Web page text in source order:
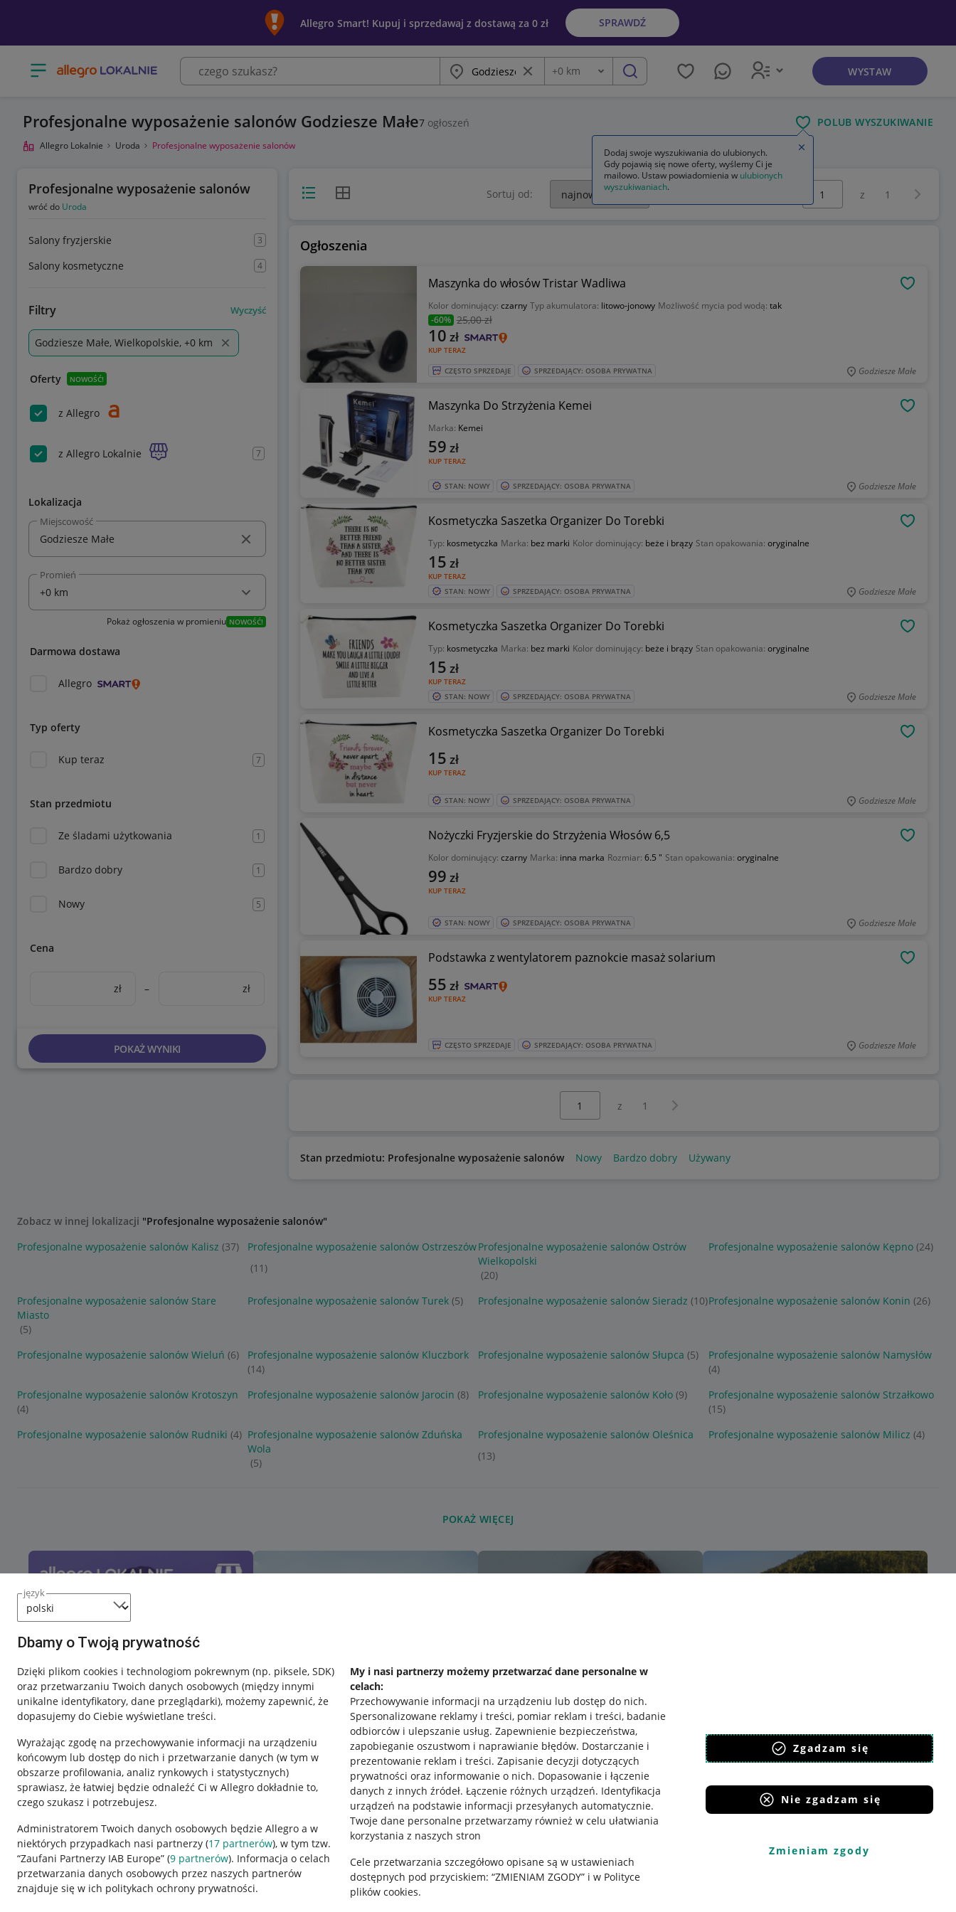
język
Dbamy o Twoją prywatność
Dzięki plikom cookies i technologiom pokrewnym (np. piksele, SDK)
oraz przetwarzaniu Twoich danych osobowych (między innymi
unikalne identyfikatory, dane przeglądarki), możemy zapewnić, że
dopasujemy do Ciebie wyświetlane treści.
Wyrażając zgodę na przechowywanie informacji na urządzeniu
końcowym lub dostęp do nich i przetwarzanie danych (w tym w
obszarze profilowania, analiz rynkowych i statystycznych)
sprawiasz, że łatwiej będzie odnaleźć Ci w Allegro dokładnie to,
czego szukasz i potrzebujesz.
Administratorem Twoich danych osobowych będzie Allegro a w
niektórych przypadkach nasi partnerzy (17 partnerów), w tym tzw.
“Zaufani Partnerzy IAB Europe” (9 partnerów). Informacja o celach
przetwarzania danych osobowych przez naszych partnerów
znajduje się w ich politykach ochrony prywatności.
My i nasi partnerzy możemy przetwarzać dane personalne w
celach:
Przechowywanie informacji na urządzeniu lub dostęp do nich.
Spersonalizowane reklamy i treści, pomiar reklam i treści, badanie
odbiorców i ulepszanie usług. Zapewnienie bezpieczeństwa,
zapobieganie oszustwom i naprawianie błędów. Dostarczanie i
prezentowanie reklam i treści. Zapisanie decyzji dotyczących
prywatności oraz informowanie o nich. Dopasowanie i łączenie
danych z innych źródeł. Łączenie różnych urządzeń. Identyfikacja
urządzeń na podstawie informacji przesyłanych automatycznie.
Twoje dane personalne przetwarzamy również w celu ułatwiania
korzystania z naszych stron
Cele przetwarzania szczegółowo opisane są w ustawieniach
dostępnych pod przyciskiem: “ZMIENIAM ZGODY” i w Polityce
plików cookies.
Zgadzam się
Nie zgadzam się
Zmieniam zgody
Allegro Smart! Kupuj i sprzedawaj z dostawą za 0 zł SPRAWDŹ
Otwórz menu z kategoriami Miasto Wyczyść frazę
Odległość
+0 km szukaj WYSTAW
Profesjonalne wyposażenie salonów Godziesze Małe7 ogłoszeń POLUB WYSZUKIWANIE
Allegro Lokalnie Uroda Profesjonalne wyposażenie salonów
Profesjonalne wyposażenie salonów
wróć do Uroda
Salony fryzjerskie 3
Salony kosmetyczne 4
Filtry Wyczyść
Godziesze Małe, Wielkopolskie, +0 km
Oferty NOWOŚĆ!
z Allegro
z Allegro Lokalnie 7
Lokalizacja
Miejscowość
Promień
Pokaż ogłoszenia w promieniu NOWOŚĆ!
Darmowa dostawa
Allegro
Typ oferty
Kup teraz 7
Stan przedmiotu
Ze śladami użytkowania 1
Bardzo dobry 1
Nowy 5
Cena
zł – zł
POKAŻ WYNIKI
Widok listyWidok siatki Sortuj od: z 1
Ogłoszenia
Maszynka do włosów Tristar Wadliwa
Kolor dominujący: czarny Typ akumulatora: litowo-jonowy Możliwość mycia pod wodą: tak
-60% 25,00 zł
KUP TERAZ
10 zł
CZĘSTO SPRZEDAJE SPRZEDAJĄCY: OSOBA PRYWATNA Godziesze Małe
Maszynka Do Strzyżenia Kemei
Marka: Kemei
KUP TERAZ
59 zł
STAN: NOWY SPRZEDAJĄCY: OSOBA PRYWATNA Godziesze Małe
Kosmetyczka Saszetka Organizer Do Torebki
Typ: kosmetyczka Marka: bez marki Kolor dominujący: beże i brązy Stan opakowania: oryginalne
KUP TERAZ
15 zł
STAN: NOWY SPRZEDAJĄCY: OSOBA PRYWATNA Godziesze Małe
Kosmetyczka Saszetka Organizer Do Torebki
Typ: kosmetyczka Marka: bez marki Kolor dominujący: beże i brązy Stan opakowania: oryginalne
KUP TERAZ
15 zł
STAN: NOWY SPRZEDAJĄCY: OSOBA PRYWATNA Godziesze Małe
Kosmetyczka Saszetka Organizer Do Torebki
KUP TERAZ
15 zł
STAN: NOWY SPRZEDAJĄCY: OSOBA PRYWATNA Godziesze Małe
Nożyczki Fryzjerskie do Strzyżenia Włosów 6,5
Kolor dominujący: czarny Marka: inna marka Rozmiar: 6.5 " Stan opakowania: oryginalne
KUP TERAZ
99 zł
STAN: NOWY SPRZEDAJĄCY: OSOBA PRYWATNA Godziesze Małe
Podstawka z wentylatorem paznokcie masaż solarium
KUP TERAZ
55 zł
CZĘSTO SPRZEDAJE SPRZEDAJĄCY: OSOBA PRYWATNA Godziesze Małe
z 1 Następna strona
Stan przedmiotu: Profesjonalne wyposażenie salonów Nowy Bardzo dobry Używany
Zobacz w innej lokalizacji "Profesjonalne wyposażenie salonów"
Profesjonalne wyposażenie salonów Kalisz (37)
Profesjonalne wyposażenie salonów Ostrzeszów
(11)
Profesjonalne wyposażenie salonów Ostrów
Wielkopolski
(20)
Profesjonalne wyposażenie salonów Kępno (24)
Profesjonalne wyposażenie salonów Stare
Miasto
(5)
Profesjonalne wyposażenie salonów Turek (5) Profesjonalne wyposażenie salonów Sieradz (10)Profesjonalne wyposażenie salonów Konin (26)
Profesjonalne wyposażenie salonów Wieluń (6)
Profesjonalne wyposażenie salonów Kluczbork
(14)
Profesjonalne wyposażenie salonów Słupca (5)
Profesjonalne wyposażenie salonów Namysłów
(4)
Profesjonalne wyposażenie salonów Krotoszyn
(4)
Profesjonalne wyposażenie salonów Jarocin (8) Profesjonalne wyposażenie salonów Koło (9)
Profesjonalne wyposażenie salonów Strzałkowo
(15)
Profesjonalne wyposażenie salonów Rudniki (4) Profesjonalne wyposażenie salonów Zduńska
Wola
(5)
Profesjonalne wyposażenie salonów Oleśnica
(13)
Profesjonalne wyposażenie salonów Milicz (4)
POKAŻ WIĘCEJ
Przydatne informacje
Jak to działa
Napisz do nas
Allegro Gadane dla sprzedających
Regulamin
Polityka plików "cookies"
Ustawienia plików "cookies"
Pobierz aplikację
Dodaj swoje wyszukiwania do ulubionych.
Gdy pojawią się nowe oferty, wyślemy Ci je
mailowo. Ustaw powiadomienia w ulubionych
wyszukiwaniach.
Zamknij wskazówkę